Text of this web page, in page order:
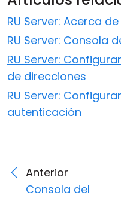
RU Server: Acerca de
RU Server: Consola
RU Server:
de direcciones
RU Server:
autenticación
Anterior
Consola del